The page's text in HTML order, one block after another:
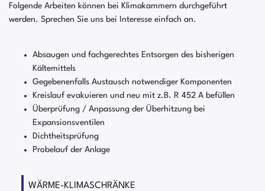
Folgende Arbeiten können bei Klimakammern durchgeführt
werden. Sprechen Sie uns bei Interesse einfach an.
Absaugen und fachgerechtes Entsorgen des bisherigen
Kältemittels
Gegebenenfalls Austausch notwendiger Komponenten
Kreislauf evakuieren und neu mit z.B. R 452 A befüllen
Überprüfung / Anpassung der Überhitzung bei
Expansionsventilen
Dichtheitsprüfung
Probelauf der Anlage
WÄRME-KLIMASCHRÄNKE